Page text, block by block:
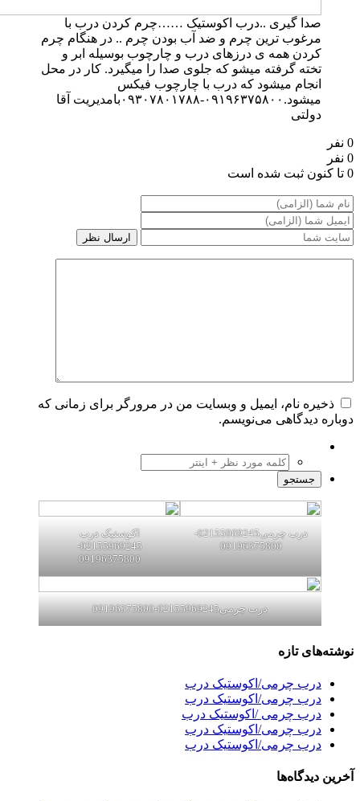
گیری ..درب اکوستیک ……چرم کردن درب با
ترین چرم و ضد آب بودن چرم .. در هنگام چرم
همه ی درزهای درب و چارچوب بوسیله ابر و
گرفته میشو که جلوی صدا را میگیرد. کار در محل
میشود که درب با چارچوب فیکس
میشود.۰۹۱۹۶۳۷۵۸۰۰-۰۹۳۰۷۸۰۱۷۸۸بامدیریت آقا
نام، ایمیل و وبسایت من در مرورگر برای زمانی که
دیدگاهی می‌نویسم.
درب چرمی02155969245-
09196375800
اکوستیک درب
02155969245-
09196375800
درب چرمی02155969245-09196375800
تازه
چرمی/اکوستیک درب
چرمی/اکوستیک درب
چرمی /اکوستیک درب
چرمی/اکوستیک درب
چرمی/اکوستیک درب